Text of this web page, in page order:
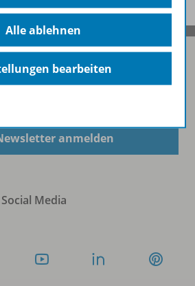
anmelden
Media
Alle ablehnen
bearbeiten